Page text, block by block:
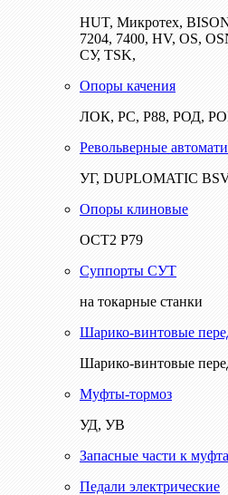
HUT, Микротех,
7204, 7400, HV, OS,
СУ, TSK,
Опоры качения
ЛОК, РС, Р88, РОД,
Револьверные
УГ, DUPLOMATIC
Опоры клиновые
ОСТ2 Р79
Суппорты СУТ
на токарные станки
Шарико-винтовые
Шарико-винтовые
Муфты-тормоз
УД, УВ
Запасные части к
Педали электрические